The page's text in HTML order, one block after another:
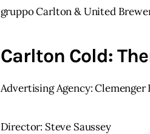
gruppo Carlton & United
Carlton Cold:
Advertising Agency: Clemenger
Director: Steve Saussey